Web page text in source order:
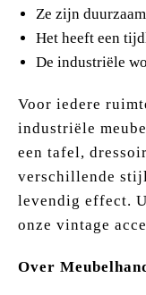
Ze zijn duurzaam
Het heeft een
De industriële
Voor iedere
industriële
een tafel,
verschillende
levendig effect.
onze vintage
Over